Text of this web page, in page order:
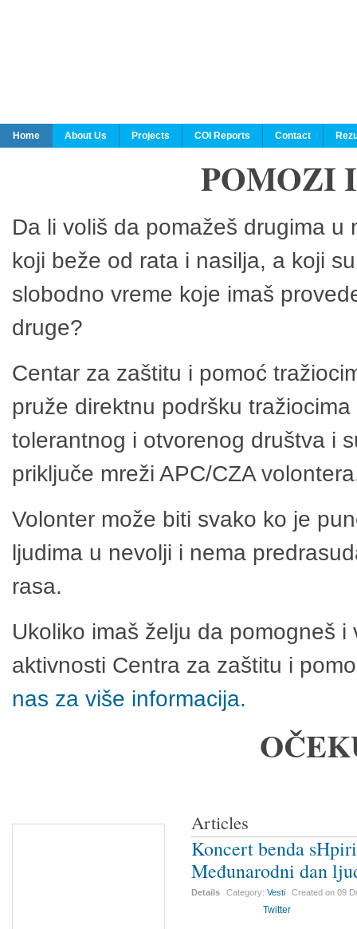
Home About Us Projects COI Reports Contact
POMOZI
Da li voliš da pomažeš drugima
koji beže od rata i nasilja, a koji
slobodno vreme koje imaš
druge?
Centar za zaštitu i pomoć
pruže direktnu podršku
tolerantnog i otvorenog društva i
priključe mreži APC/CZA
Volonter može biti svako ko je
ljudima u nevolji i nema
rasa.
Ukoliko imaš želju da pomogneš
aktivnosti Centra za zaštitu i
nas za više informacija.
Articles
Koncert benda
Međunarodni dan
Details Category:Vesti Created on09
Twitter